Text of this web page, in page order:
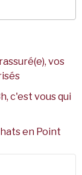
vos
c'est vous qui
en Point